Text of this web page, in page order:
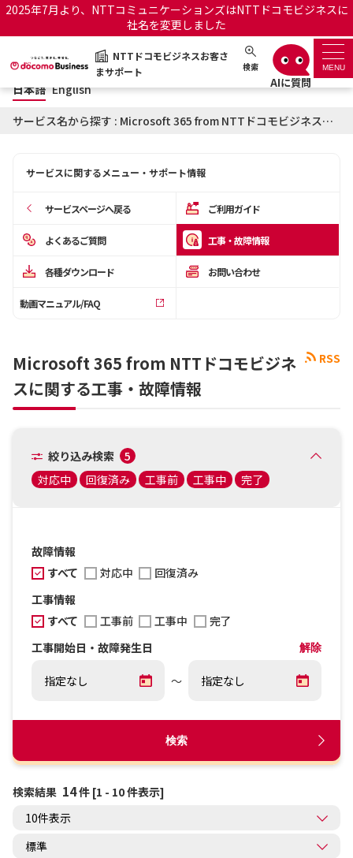
2025年7月より、NTTコミュニケーションズはNTTドコモビジネスに
社名を変更しました
NTTドコモビジネスお客さ
まサポート
検索 MENU
NTTドコモビジネスお客さまサポート 日本語 English
サポートトップ
お知らせ サポートサイトの使い方
OCNのお客さまはこちら
工事・故障情報通知サー
日本語 English
サービス名から探す : Microsoft 365 from NTTドコモビジネスに関する工事・故障情報
サービスに関するメニュー・サポート情報
サービスページへ戻る ご利用ガイド
よくあるご質問 工事・故障情報
各種ダウンロード お問い合わせ
動画マニュアル/FAQ
RSS
Microsoft 365 from NTTドコモビジネ
スに関する工事・故障情報
絞り込み検索
5
対応中
回復済み 工事前 工事中 完了
故障情報
すべて
対応中
回復済み
工事情報
すべて
工事前 工事中
完了
工事開始日・故障発生日
解除
～
検索
検索結果 14件 [1 - 10 件表示]